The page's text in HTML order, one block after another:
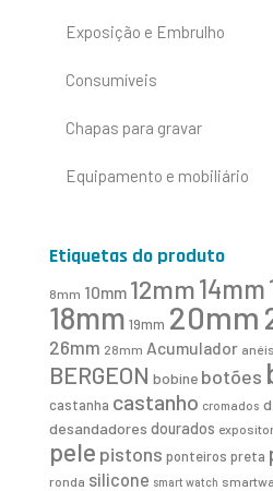
Exposição e Embrulho
Consumíveis
Chapas para gravar
Equipamento e mobiliário
Etiquetas do produto
8mm 10mm 12mm14mm
18mm 19mm 20mm
26mm 28mm Acumulador anéis
BERGEON bobine botões
castanha castanho cromados
desandadores dourados expositor
pele pistons ponteiros preta
ronda silicone smart watch